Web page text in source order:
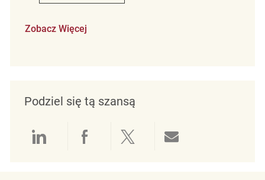
Zobacz Więcej
Podziel się tą szansą
Udostępnianie przez LinkedIn
Udostępnianie przez
Udostępnij przez